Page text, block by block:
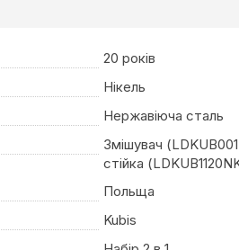
20 років
Нікель
Нержавіюча сталь
Змішувач
стійка
Польща
Kubis